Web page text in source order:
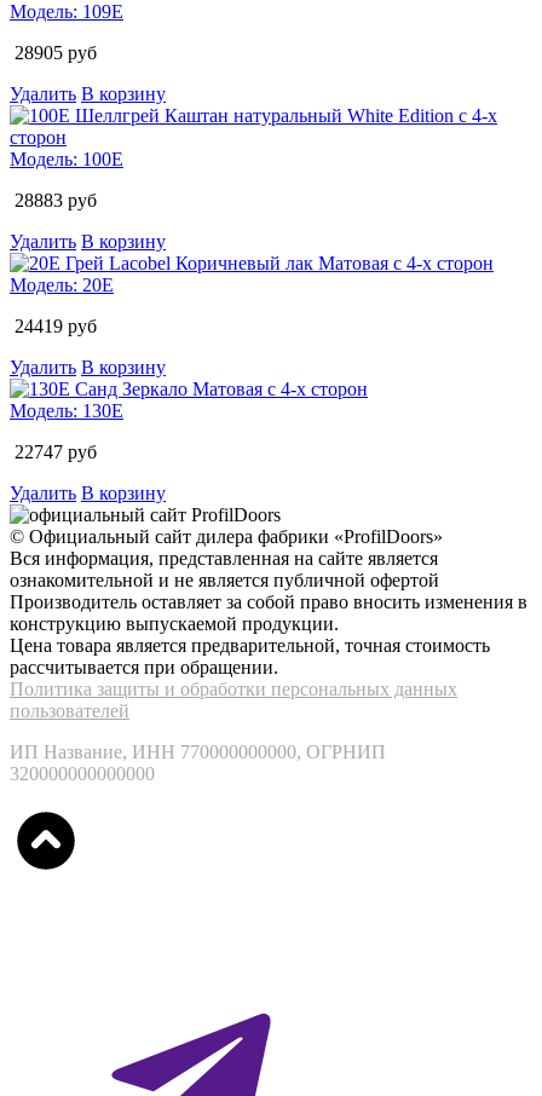
Модель: 109E
28905 руб
Удалить В корзину
Модель: 100E
28883 руб
Удалить В корзину
Модель: 20E
24419 руб
Удалить В корзину
Модель: 130E
22747 руб
Удалить В корзину
© Официальный сайт дилера фабрики «ProfilDoors»
Вся информация, представленная на сайте является
ознакомительной и не является публичной офертой
Производитель оставляет за собой право вносить изменения в
конструкцию выпускаемой продукции.
Цена товара является предварительной, точная стоимость
рассчитывается при обращении.
Политика защиты и обработки персональных данных
пользователей
ИП Название, ИНН 770000000000, ОГРНИП
320000000000000